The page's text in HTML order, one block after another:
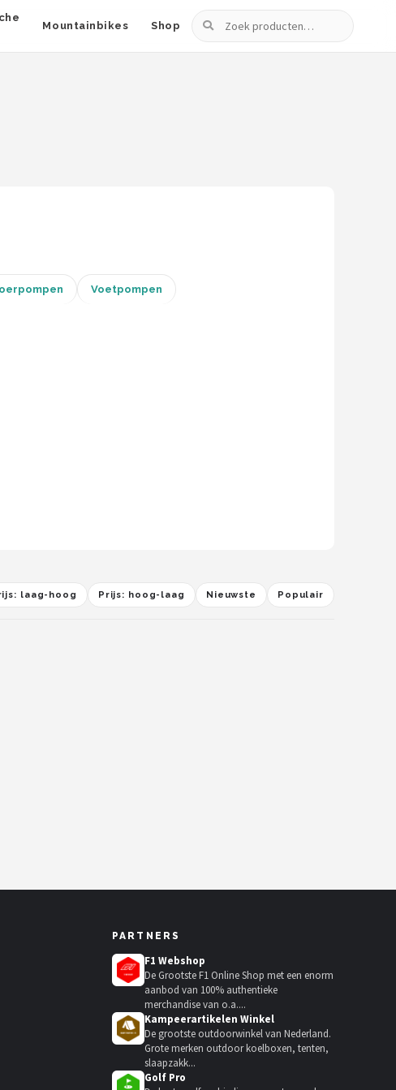
Mountainbikes Shop
Zoeken
Voetpompen
laag-hoog Prijs: hoog-laag Nieuwste Populair
PARTNERS
F1 Webshop
De Grootste F1 Online Shop met een enorm
aanbod van 100% authentieke
merchandise van o.a....
Kampeerartikelen Winkel
De grootste outdoorwinkel van Nederland.
Grote merken outdoor koelboxen, tenten,
slaapzakk...
Golf Pro